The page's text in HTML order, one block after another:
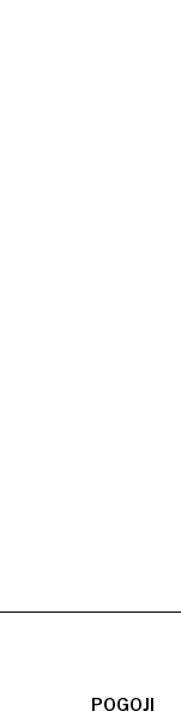
POGOJI